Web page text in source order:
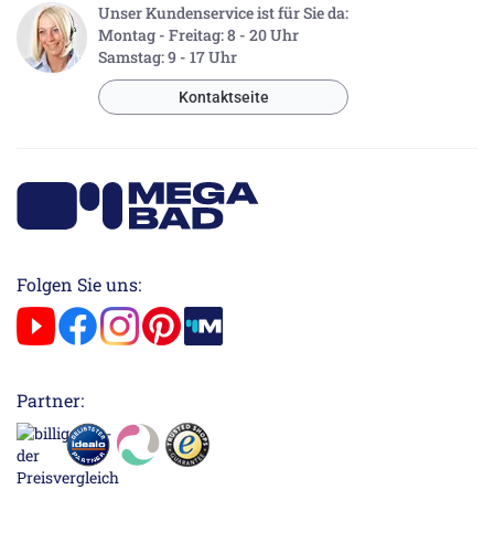
Unser Kundenservice ist für Sie da:
Montag - Freitag: 8 - 20 Uhr
Samstag: 9 - 17 Uhr
Kontaktseite
Folgen Sie uns:
Partner: